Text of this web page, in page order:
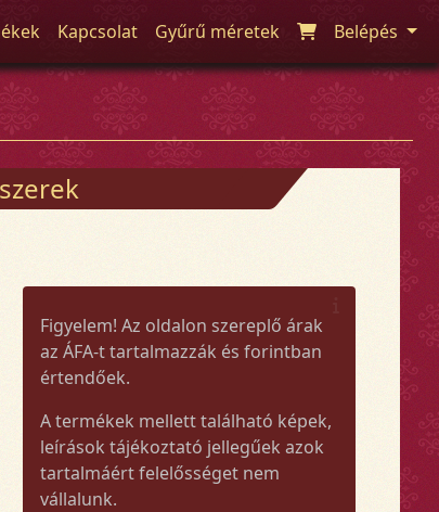
Kapcsolat Gyűrű méretek Belépés
Figyelem! Az oldalon szereplő árak
az ÁFA-t tartalmazzák és forintban
értendőek.
A termékek mellett található képek,
leírások tájékoztató jellegűek azok
tartalmáért felelősséget nem
vállalunk.